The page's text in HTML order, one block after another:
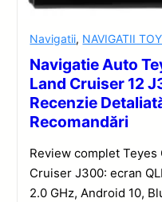
Navigatii, NAVIGATII
Navigatie Auto
Land Cruiser 12
Recenzie
Recomandări
Review complet Teyes
Cruiser J300: ecran
2.0 GHz, Android 10,